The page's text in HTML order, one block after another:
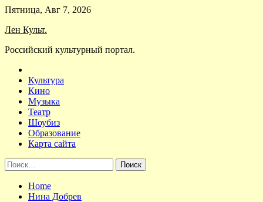
Skip
content
Пятница, Авг 7, 2026
Лен Культ.
Российский культурный портал.
Культура
Кино
Музыка
Театр
Шоубиз
Образование
Карта сайта
Найти:
Home
Нина Добрев